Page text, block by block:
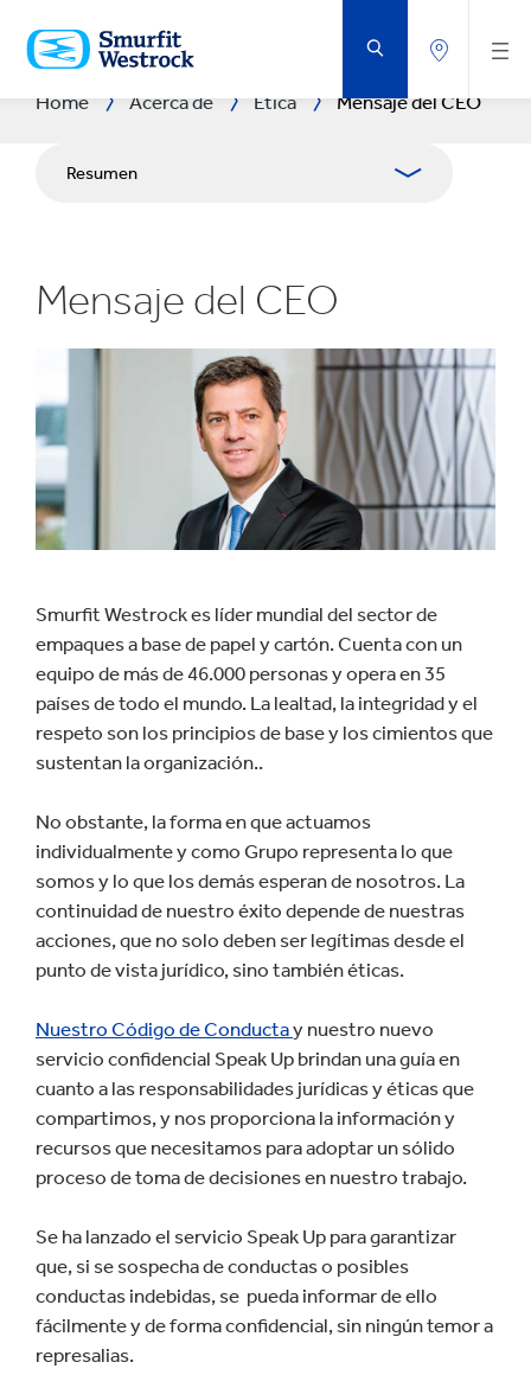
AL
CONTENIDO
PRINCIPAL
Home Acerca de Ética Mensaje del CEO
Resumen
Propósito
Visión y estrategia
Ética
Mensaje del CEO
Smurfit Westrock es líder mundial del sector de
empaques a base de papel y cartón. Cuenta con un
equipo de más de 46.000 personas y opera en 35
países de todo el mundo. La lealtad, la integridad y el
respeto son los principios de base y los cimientos que
sustentan la organización..
No obstante, la forma en que actuamos
individualmente y como Grupo representa lo que
somos y lo que los demás esperan de nosotros. La
continuidad de nuestro éxito depende de nuestras
acciones, que no solo deben ser legítimas desde el
punto de vista jurídico, sino también éticas.
Nuestro Código de Conductay nuestro nuevo
servicio confidencial Speak Up brindan una guía en
cuanto a las responsabilidades jurídicas y éticas que
compartimos, y nos proporciona la información y
recursos que necesitamos para adoptar un sólido
proceso de toma de decisiones en nuestro trabajo.
Se ha lanzado el servicio Speak Up para garantizar
que, si se sospecha de conductas o posibles
conductas indebidas, se pueda informar de ello
fácilmente y de forma confidencial, sin ningún temor a
represalias.